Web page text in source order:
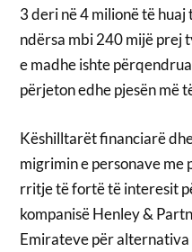
3 deri në 4 milionë të
ndërsa mbi 240 mijë prej
e madhe ishte
përjeton edhe pjesën më
Këshilltarët financiarë
migrimin e personave
rritje të fortë të interesit
kompanisë Henley &
Emirateve për